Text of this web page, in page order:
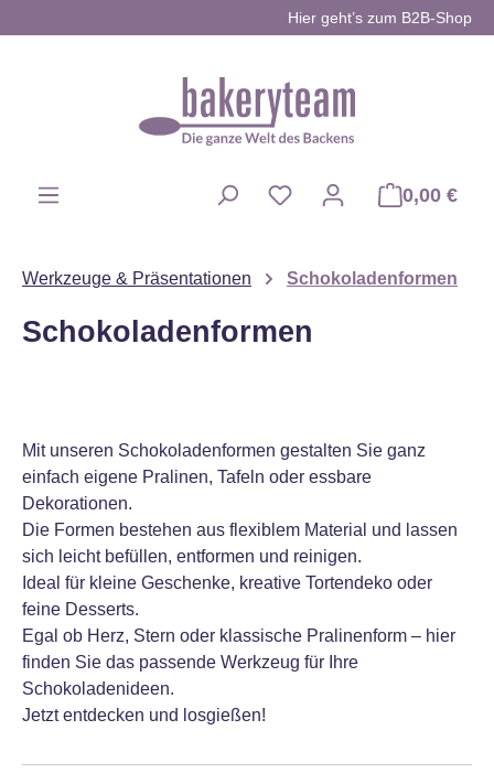
Hier geht’s zum B2B-Shop
0,00 €
Werkzeuge & Präsentationen Schokoladenformen
Schokoladenformen
Mit unseren Schokoladenformen gestalten Sie ganz
einfach eigene Pralinen, Tafeln oder essbare
Dekorationen.
Die Formen bestehen aus flexiblem Material und lassen
sich leicht befüllen, entformen und reinigen.
Ideal für kleine Geschenke, kreative Tortendeko oder
feine Desserts.
Egal ob Herz, Stern oder klassische Pralinenform – hier
finden Sie das passende Werkzeug für Ihre
Schokoladenideen.
Jetzt entdecken und losgießen!